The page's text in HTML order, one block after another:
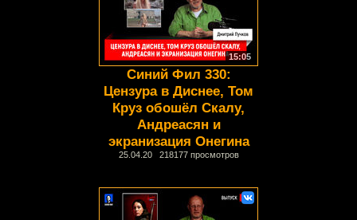
15:05
Синий Фил 330:
Цензура в Диснее, Том
Круз обошёл Скалу,
Андреасян и
экранизация Онегина
25.04.20 218177 просмотров